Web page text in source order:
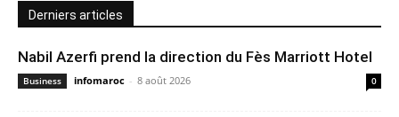
Derniers articles
Nabil Azerfi prend la direction du Fès Marriott Hotel
Business infomaroc - 8 août 2026 0